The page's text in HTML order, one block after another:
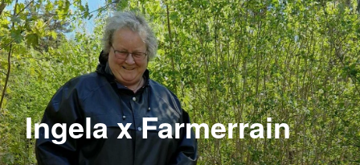
Ingela x Farmerrain